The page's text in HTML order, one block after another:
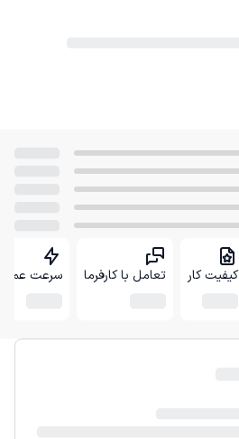
کیفیت کار تعامل با کارفرما سرعت عمل